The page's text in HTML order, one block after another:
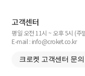
고객센터
평일 오전 11시 ~ 오후 5시 (주
E-mail : info@croket.co.kr
크로켓 고객센터 문의